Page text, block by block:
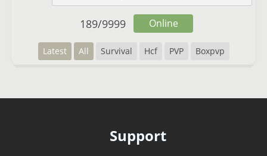
Latest All Survival Hcf PVP Boxpvp
189/9999 Online
Support